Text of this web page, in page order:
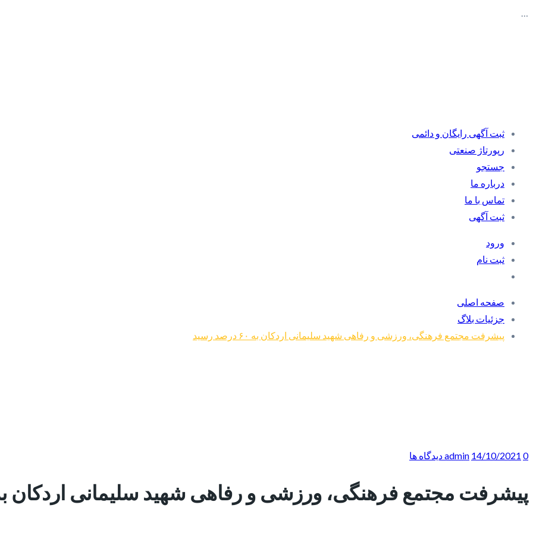
…
ثبت آگهی رایگان و دائمی
رپورتاژ صنعتی
جستجو
درباره ما
تماس با ما
ثبت آگهی
ورود
ثبت نام
صفحه اصلی
جزئیات بلاگ
پیشرفت مجتمع فرهنگی، ورزشی و رفاهی شهید سلیمانی اردکان به ۶۰ درصد رسید
admin 14/10/2021 0 دیدگاه ها
پیشرفت مجتمع فرهنگی، ورزشی و رفاهی شهید سلیمانی اردکان به ۶۰ درصد